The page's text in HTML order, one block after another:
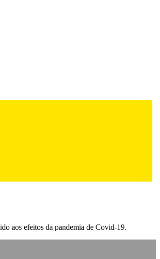
aos efeitos da pandemia de Covid-19.